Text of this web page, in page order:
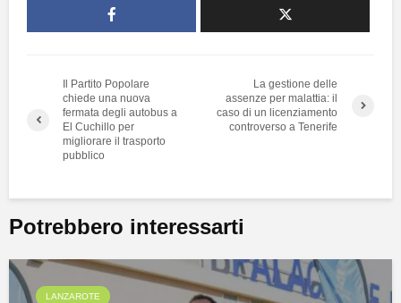
Il Partito Popolare
chiede una nuova
fermata degli autobus a
El Cuchillo per
migliorare il trasporto
pubblico
La gestione delle
assenze per malattia: il
caso di un licenziamento
controverso a Tenerife
Potrebbero interessarti
LANZAROTE